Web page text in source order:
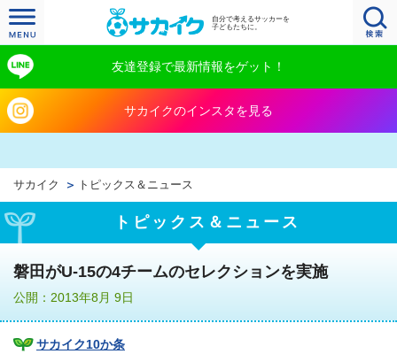
自分で考えるサッカーを
子どもたちに。
友達登録で最新情報をゲット！
サカイクのインスタを見る
サカイク トピックス＆ニュース
トピックス＆ニュース
磐田がU-15の4チームのセレクションを実施
公開：2013年8月 9日
サカイク10か条